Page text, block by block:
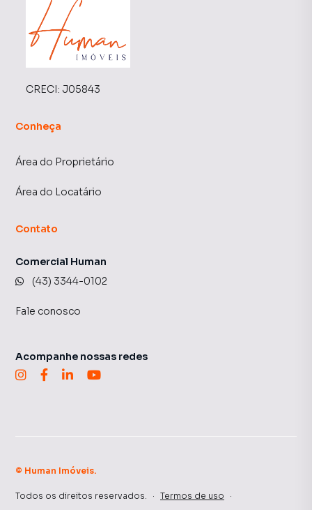
CRECI: J05843
Conheça
Área do Proprietário
Área do Locatário
Contato
Comercial Human
(43) 3344-0102
Fale conosco
Acompanhe nossas redes
© Human Imóveis.
Todos os direitos reservados. · Termos de uso ·